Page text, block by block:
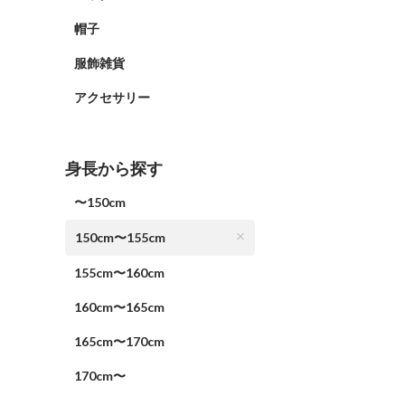
帽子
服飾雑貨
アクセサリー
身長から探す
〜150cm
150cm〜155cm
155cm〜160cm
160cm〜165cm
165cm〜170cm
170cm〜